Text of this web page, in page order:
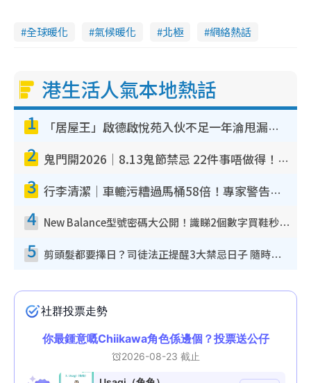
全球暖化 氣候暖化 北極 網絡熱話
港生活人氣本地熱話
1 「居屋王」啟德啟悅苑入伙不足一年淪甩漏之王！插頭噴火花致大停電 多戶業主全屋家電報銷
2 鬼門開2026｜8.13鬼節禁忌 22件事唔做得！燒肉、刺身要少食？半夜勿吹口哨/打呢個電話
3 行李清潔｜車轆污糟過馬桶58倍！專家警告忌用酒精抹 教1招免污手除菌
4 New Balance型號密碼大公開！識睇2個數字買鞋秒知功能免中伏 附5大熱門鞋款
5 剪頭髮都要擇日？司徒法正提醒3大禁忌日子 隨時剪走財運！呢日剪髮恐「剪壽命」？